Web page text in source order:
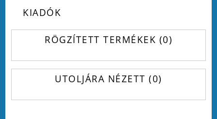
KIADÓK
RÖGZÍTETT TERMÉKEK 0
UTOLJÁRA NÉZETT 0